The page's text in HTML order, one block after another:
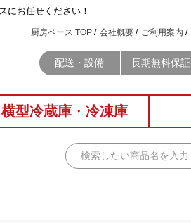
にお任せください！
厨房ベース TOP 会社概要 ご利用案内
配送・設備 長期無料保証
横型冷蔵庫 ・ 冷凍庫